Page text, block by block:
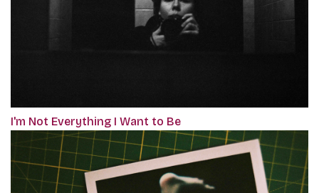
I'm Not Everything I Want to Be